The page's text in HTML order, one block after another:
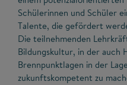
Schülerinnen und Schüler
Talente, die gefördert
Die teilnehmenden
Bildungskultur, in der auch
Brennpunktlagen in der
zukunftskompetent zu